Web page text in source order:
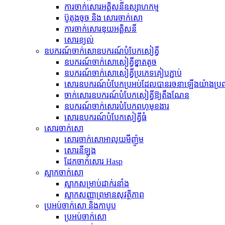
ការចាក់សោរអគ្គិសនីឧស្សាហកម្ម
ប៊ូតុងចុច និង សោរចាក់សោ
ការចាក់សោរឌុយអគ្គិសនី
សោរ​ខ្យល់
ឧបករណ៍​ចាក់សោ​ឧបករណ៍​បំបែក​សៀគ្វី
ឧបករណ៍​ចាក់សោ​សៀគ្វី​ខ្នាតតូច
ឧបករណ៍​ចាក់សោ​សៀគ្វី​ប្រភេទ​គៀប​ភ្ជាប់
សោរ​ឧបករណ៍​បំបែក​ប្រអប់​ដែល​បាន​រចនា​ឡើង​យ៉ាង​ប្
ចាក់សោរឧបករណ៍បំបែកសៀគ្វីឱ្យតឹងណែន
ឧបករណ៍ចាក់សោរបំបែកពហុមុខងារ
សោរ​ឧបករណ៍​បំបែក​សៀគ្វី​ធំ
សោរចាក់សោ
សោរចាក់សោអាលុយមីញ៉ូម
សោរ​នីឡុង
ដែកចាក់សោរ Hasp
ស្លាកចាក់សោ
ស្លាក​សម្រាប់​ដាក់​រនាំង
ស្លាកសញ្ញាព្រមានសុវត្ថិភាព
ប្រអប់ចាក់សោ និងកាបូប
ប្រអប់ចាក់សោ